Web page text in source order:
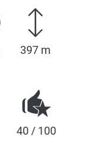
397 m
40 / 100